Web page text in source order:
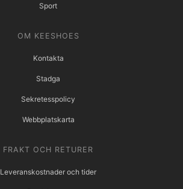
Sport
OM KEESHOES
Kontakta
Stadga
Sekretesspolicy
Webbplatskarta
FRAKT OCH RETURER
Leveranskostnader och tider